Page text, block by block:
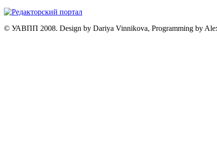
© УАВПП 2008. Design by Dariya Vinnikova, Programming by